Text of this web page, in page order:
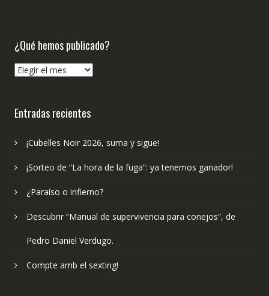
¿Qué hemos publicado?
¿Qué
Entradas recientes
¡Cubelles Noir 2026, suma y sigue!
¡Sorteo de “La hora de la fuga”: ya tenemos ganador!
¿Paraíso o infierno?
Descubrir “Manual de supervivencia para conejos”, de
Pedro Daniel Verdugo.
Compte amb el sexting!